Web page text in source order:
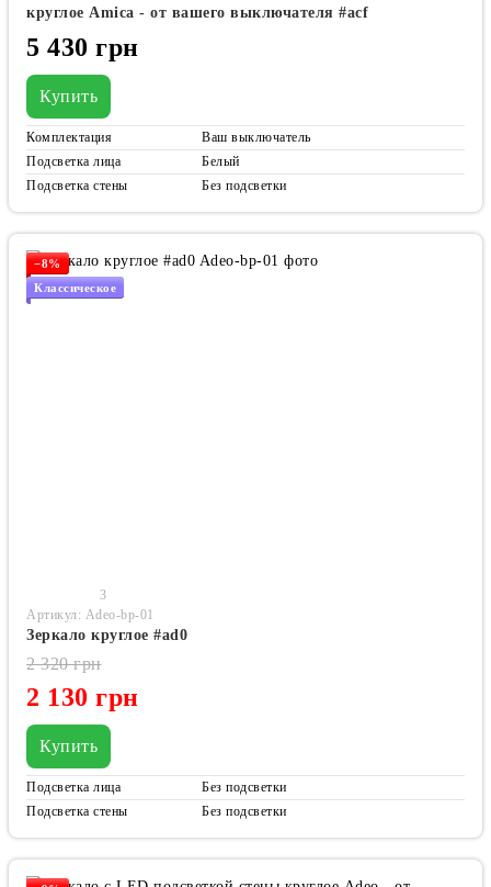
круглое Amica - от вашего выключателя #acf
5 430 грн
Купить
Комплектация
Ваш выключатель
Подсветка лица
Белый
Подсветка стены
Без подсветки
−8%
Классическое
3
Артикул: Adeo-bp-01
Зеркало круглое #ad0
2 130 грн
2 320 грн
Купить
Подсветка лица
Без подсветки
Подсветка стены
Без подсветки